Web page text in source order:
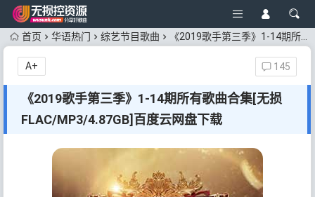
首页 华语热门 综艺节目歌曲 《2019歌手第三季》1-14期所有歌曲合集[无损FLAC/MP3/4.87GB]百度云网盘下载
《2019歌手第三季》1-14期所有歌曲合集[无损
FLAC/MP3/4.87GB]百度云网盘下载
145
A+